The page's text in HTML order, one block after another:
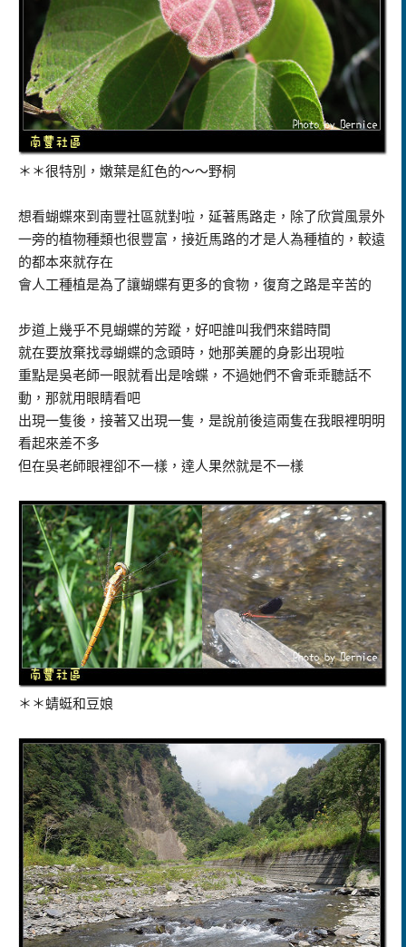
＊＊很特別，嫩葉是紅色的～～野桐
想看蝴蝶來到南豐社區就對啦，延著馬路走，除了欣賞風景外
一旁的植物種類也很豐富，接近馬路的才是人為種植的，較遠
的都本來就存在
會人工種植是為了讓蝴蝶有更多的食物，復育之路是辛苦的
步道上幾乎不見蝴蝶的芳蹤，好吧誰叫我們來錯時間
就在要放棄找尋蝴蝶的念頭時，她那美麗的身影出現啦
重點是吳老師一眼就看出是啥蝶，不過她們不會乖乖聽話不
動，那就用眼睛看吧
出現一隻後，接著又出現一隻，是說前後這兩隻在我眼裡明明
看起來差不多
但在吳老師眼裡卻不一樣，達人果然就是不一樣
＊＊蜻蜓和豆娘